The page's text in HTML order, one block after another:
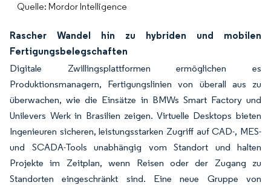
Quelle: Mordor Intelligence
Rascher Wandel hin zu hybriden und mobilen
Fertigungsbelegschaften
Digitale Zwillingsplattformen ermöglichen es
Produktionsmanagern, Fertigungslinien von überall aus zu
überwachen, wie die Einsätze in BMWs Smart Factory und
Unilevers Werk in Brasilien zeigen. Virtuelle Desktops bieten
Ingenieuren sicheren, leistungsstarken Zugriff auf CAD-, MES-
und SCADA-Tools unabhängig vom Standort und halten
Projekte im Zeitplan, wenn Reisen oder der Zugang zu
Standorten eingeschränkt sind. Eine neue Gruppe von